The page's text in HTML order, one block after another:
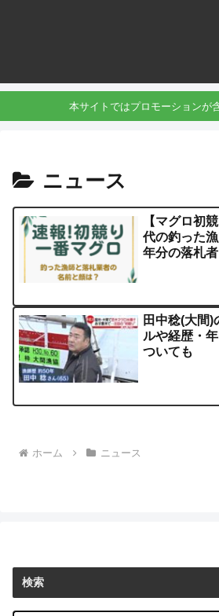
本サイトではプロモーションが
ニュース
【マグロ初
代の釣った
年分の落札
田中稔(大間
ルや経歴・
ついても
ホーム ニュース
検索